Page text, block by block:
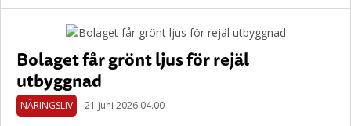
Bolaget får grönt ljus för rejäl
utbyggnad
NÄRINGSLIV 21 juni 2026 04.00